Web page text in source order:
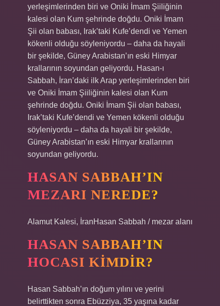
yerleşimlerinden biri ve Oniki İmam Şiiliğinin
kalesi olan Kum şehrinde doğdu. Oniki İmam
Şii olan babası, Irak’taki Kufe’dendi ve Yemen
kökenli olduğu söyleniyordu – daha da hayali
bir şekilde, Güney Arabistan’ın eski Himyar
krallarının soyundan geliyordu. Hasan-ı
Sabbah, İran’daki ilk Arap yerleşimlerinden biri
ve Oniki İmam Şiiliğinin kalesi olan Kum
şehrinde doğdu. Oniki İmam Şii olan babası,
Irak’taki Kufe’dendi ve Yemen kökenli olduğu
söyleniyordu – daha da hayali bir şekilde,
Güney Arabistan’ın eski Himyar krallarının
soyundan geliyordu.
HASAN SABBAH’IN
MEZARI NEREDE?
Alamut Kalesi, İranHasan Sabbah / mezar alanı
HASAN SABBAH’IN
HOCASI KIMDIR?
Hasan Sabbah’ın doğum yılını ve yerini
belirttikten sonra Ebüzziya, 35 yaşına kadar